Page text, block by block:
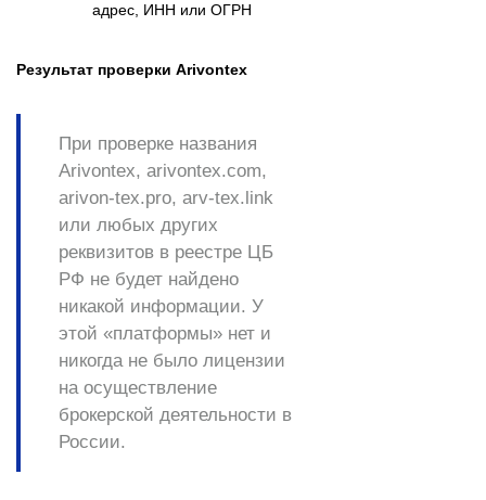
адрес, ИНН или ОГРН
Результат проверки Arivontex
При проверке названия
Arivontex, arivontex.com,
arivon-tex.pro, arv-tex.link
или любых других
реквизитов в реестре ЦБ
РФ не будет найдено
никакой информации. У
этой «платформы» нет и
никогда не было лицензии
на осуществление
брокерской деятельности в
России.